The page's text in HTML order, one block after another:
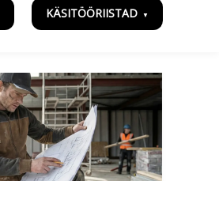
KÄSITÖÖRIISTAD